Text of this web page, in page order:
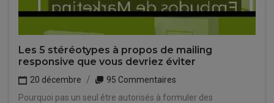
Les 5 stéréotypes à propos de mailing
responsive que vous devriez éviter
20 décembre
95 Commentaires
Pourquoi pas un seul être autorisés à formuler des